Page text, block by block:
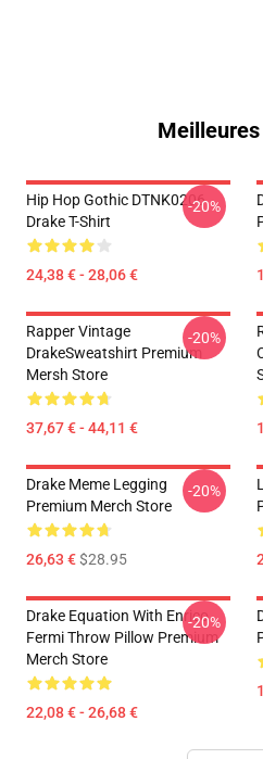
Hip Hop Gothic DTNK0206
Drake T-Shirt
24,38 € - 28,06 €
-20%
Rapper Vintage
DrakeSweatshirt Premium
Mersh Store
37,67 € - 44,11 €
-20%
Drake Meme Legging
Premium Merch Store
26,63 €$28.95
-20%
Drake Equation With Enrico
Fermi Throw Pillow Premium
Merch Store
22,08 € - 26,68 €
-20%